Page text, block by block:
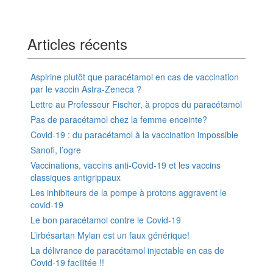
Articles récents
Aspirine plutôt que paracétamol en cas de vaccination
par le vaccin Astra-Zeneca ?
Lettre au Professeur Fischer, à propos du paracétamol
Pas de paracétamol chez la femme enceinte?
Covid-19 : du paracétamol à la vaccination impossible
Sanofi, l’ogre
Vaccinations, vaccins anti-Covid-19 et les vaccins
classiques antigrippaux
Les inhibiteurs de la pompe à protons aggravent le
covid-19
Le bon paracétamol contre le Covid-19
L’irbésartan Mylan est un faux générique!
La délivrance de paracétamol injectable en cas de
Covid-19 facilitée !!